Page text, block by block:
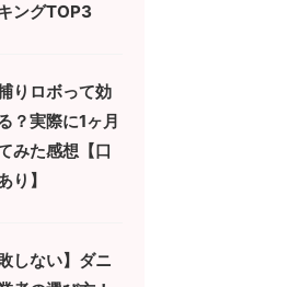
ングTOP3
りロボって効
？実際に1ヶ月
みた感想【口
り】
敗しない】ダニ